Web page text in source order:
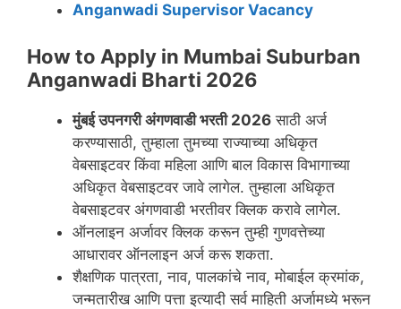
Anganwadi Supervisor Vacancy
How to Apply in Mumbai Suburban
Anganwadi Bharti 2026
मुंबई उपनगरीअंगणवाडी भरती 2026 साठी अर्ज
करण्यासाठी, तुम्हाला तुमच्या राज्याच्या अधिकृत
वेबसाइटवर किंवा महिला आणि बाल विकास विभागाच्या
अधिकृत वेबसाइटवर जावे लागेल. तुम्हाला अधिकृत
वेबसाइटवर अंगणवाडी भरतीवर क्लिक करावे लागेल.
ऑनलाइन अर्जावर क्लिक करून तुम्ही गुणवत्तेच्या
आधारावर ऑनलाइन अर्ज करू शकता.
शैक्षणिक पात्रता, नाव, पालकांचे नाव, मोबाईल क्रमांक,
जन्मतारीख आणि पत्ता इत्यादी सर्व माहिती अर्जामध्ये भरून